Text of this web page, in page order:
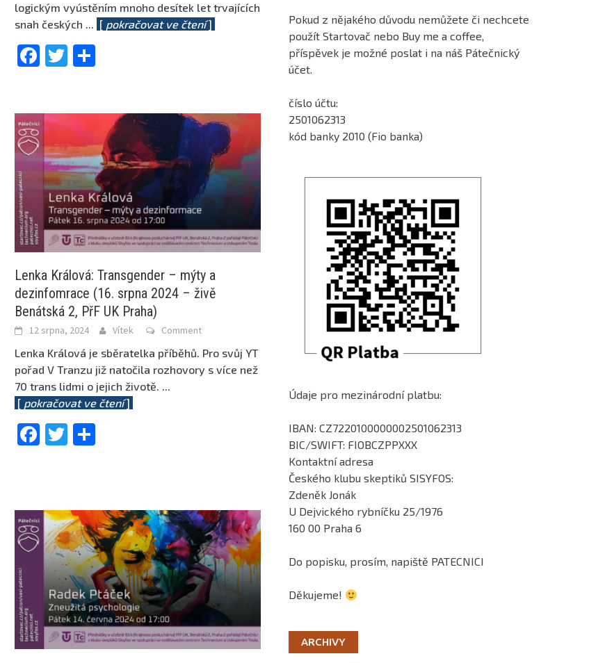
logickým vyústěním mnoho desítek let trvajících
snah českých ... [ pokračovat ve čtení]
Facebook
Twitter
Lenka Králová: Transgender – mýty a
dezinfomrace (16. srpna 2024 – živě
Benátská 2, PřF UK Praha)
12 srpna, 2024 Vítek Comment
Lenka Králová je sběratelka příběhů. Pro svůj YT
pořad V Tranzu již natočila rozhovory s více než
70 trans lidmi o jejich životě. ...
[ pokračovat ve čtení]
Facebook
Twitter
Pokud z nějakého důvodu nemůžete či nechcete
použít Startovač nebo Buy me a coffee,
příspěvek je možné poslat i na náš Pátečnický
účet.
číslo účtu:
2501062313
kód banky 2010 (Fio banka)
Údaje pro mezinárodní platbu:
IBAN: CZ7220100000002501062313
BIC/SWIFT: FIOBCZPPXXX
Kontaktní adresa
Českého klubu skeptiků SISYFOS:
Zdeněk Jonák
U Dejvického rybníčku 25/1976
160 00 Praha 6
Do popisku, prosím, napiště PATECNICI
Děkujeme!
ARCHIVY